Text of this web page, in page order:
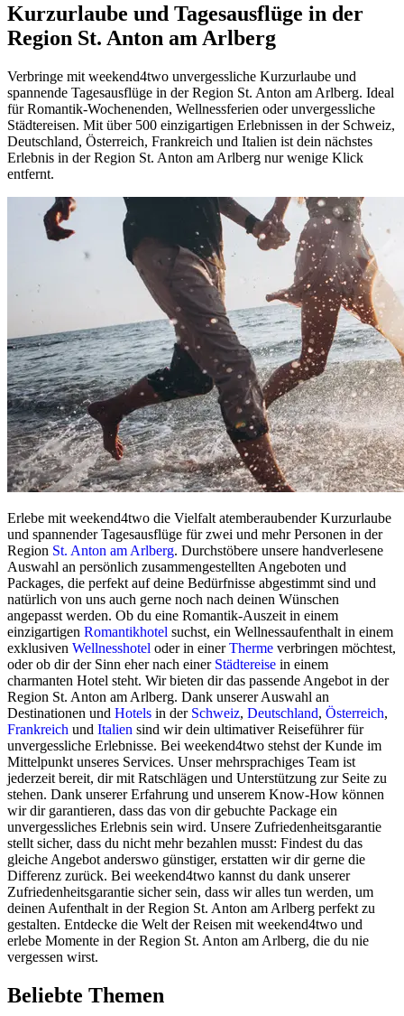
Kurzurlaube und Tagesausflüge in der
Region St. Anton am Arlberg
Verbringe mit weekend4two unvergessliche Kurzurlaube und
spannende Tagesausflüge in der Region St. Anton am Arlberg. Ideal
für Romantik-Wochenenden, Wellnessferien oder unvergessliche
Städtereisen. Mit über 500 einzigartigen Erlebnissen in der Schweiz,
Deutschland, Österreich, Frankreich und Italien ist dein nächstes
Erlebnis in der Region St. Anton am Arlberg nur wenige Klick
entfernt.
Erlebe mit weekend4two die Vielfalt atemberaubender Kurzurlaube
und spannender Tagesausflüge für zwei und mehr Personen in der
Region St. Anton am Arlberg. Durchstöbere unsere handverlesene
Auswahl an persönlich zusammengestellten Angeboten und
Packages, die perfekt auf deine Bedürfnisse abgestimmt sind und
natürlich von uns auch gerne noch nach deinen Wünschen
angepasst werden. Ob du eine Romantik-Auszeit in einem
einzigartigen Romantikhotel suchst, ein Wellnessaufenthalt in einem
exklusiven Wellnesshotel oder in einerTherme verbringen möchtest,
oder ob dir der Sinn eher nach einer Städtereise in einem
charmanten Hotel steht. Wir bieten dir das passende Angebot in der
Region St. Anton am Arlberg. Dank unserer Auswahl an
Destinationen und Hotels in der Schweiz, Deutschland, Österreich,
Frankreich und Italien sind wir dein ultimativer Reiseführer für
unvergessliche Erlebnisse. Bei weekend4two stehst der Kunde im
Mittelpunkt unseres Services. Unser mehrsprachiges Team ist
jederzeit bereit, dir mit Ratschlägen und Unterstützung zur Seite zu
stehen. Dank unserer Erfahrung und unserem Know-How können
wir dir garantieren, dass das von dir gebuchte Package ein
unvergessliches Erlebnis sein wird. Unsere Zufriedenheitsgarantie
stellt sicher, dass du nicht mehr bezahlen musst: Findest du das
gleiche Angebot anderswo günstiger, erstatten wir dir gerne die
Differenz zurück. Bei weekend4two kannst du dank unserer
Zufriedenheitsgarantie sicher sein, dass wir alles tun werden, um
deinen Aufenthalt in der Region St. Anton am Arlberg perfekt zu
gestalten. Entdecke die Welt der Reisen mit weekend4two und
erlebe Momente in der Region St. Anton am Arlberg, die du nie
vergessen wirst.
Beliebte Themen